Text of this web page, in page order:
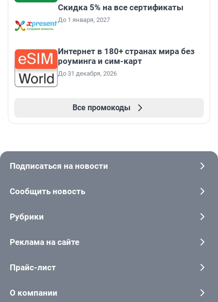
Скидка 5% на все сертификаты
До 1 января, 2027
Интернет в 180+ странах мира без
роуминга и сим-карт
До 31 декабря, 2026
Все промокоды
Подписаться на новости
Сообщить новость
Рубрики
Реклама на сайте
Прайс-лист
О компании